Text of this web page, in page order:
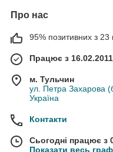
Про нас
95% позитивних з 23
Працює з 16.02.2011
м. Тульчин
ул. Петра Захарова
Україна
Контакти
Сьогодні працює з
Показати весь